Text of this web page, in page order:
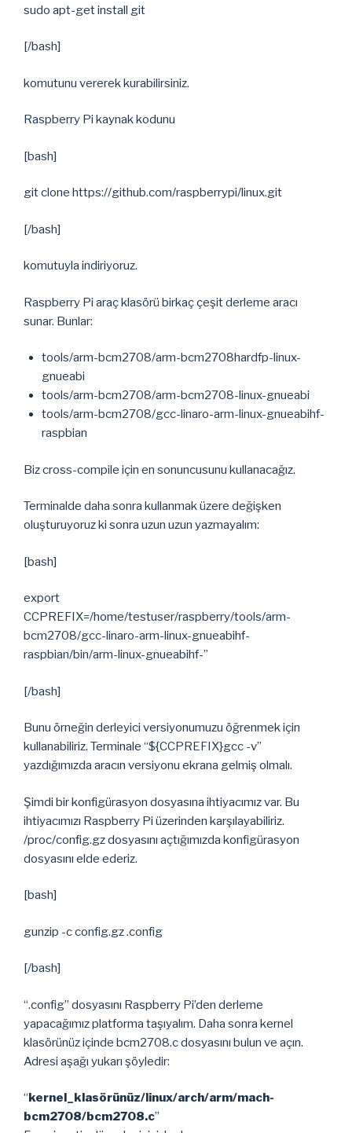
sudo apt-get install git
[/bash]
komutunu vererek kurabilirsiniz.
Raspberry Pi kaynak kodunu
[bash]
git clone https://github.com/raspberrypi/linux.git
[/bash]
komutuyla indiriyoruz.
Raspberry Pi araç klasörü birkaç çeşit derleme aracı
sunar. Bunlar:
tools/arm-bcm2708/arm-bcm2708hardfp-linux-
gnueabi
tools/arm-bcm2708/arm-bcm2708-linux-gnueabi
tools/arm-bcm2708/gcc-linaro-arm-linux-gnueabihf-
raspbian
Biz cross-compile için en sonuncusunu kullanacağız.
Terminalde daha sonra kullanmak üzere değişken
oluşturuyoruz ki sonra uzun uzun yazmayalım:
[bash]
export
CCPREFIX=/home/testuser/raspberry/tools/arm-
bcm2708/gcc-linaro-arm-linux-gnueabihf-
raspbian/bin/arm-linux-gnueabihf-”
[/bash]
Bunu örneğin derleyici versiyonumuzu öğrenmek için
kullanabiliriz. Terminale “${CCPREFIX}gcc -v”
yazdığımızda aracın versiyonu ekrana gelmiş olmalı.
Şimdi bir konfigürasyon dosyasına ihtiyacımız var. Bu
ihtiyacımızı Raspberry Pi üzerinden karşılayabiliriz.
/proc/config.gz dosyasını açtığımızda konfigürasyon
dosyasını elde ederiz.
[bash]
gunzip -c config.gz .config
[/bash]
“.config” dosyasını Raspberry Pi’den derleme
yapacağımız platforma taşıyalım. Daha sonra kernel
klasörünüz içinde bcm2708.c dosyasını bulun ve açın.
Adresi aşağı yukarı şöyledir:
“kernel_klasörünüz/linux/arch/arm/mach-
bcm2708/bcm2708.c”